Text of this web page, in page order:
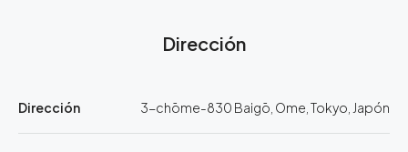
Dirección
Dirección 3-chōme-830 Baigō, Ome, Tokyo, Japón